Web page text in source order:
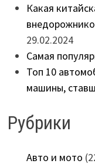
Какая
29.02.2024
Самая
Топ 10
машины,
Рубрики
Авто и мото